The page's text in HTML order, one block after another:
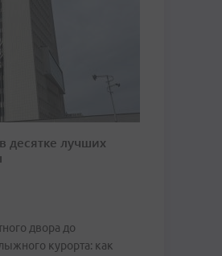
десятке лучших
двора до
курорта: как